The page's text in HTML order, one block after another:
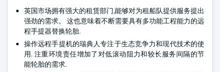
英国市场拥有强大的租赁部门,能够对为租船队提供服务提出
强劲的需求。 这也意味着不断需要具有多功能工程能力的远
程手提器替换轮胎.
操作远程手提机的瑞典人专注于生态竞争力和现代技术的使
用. 注重环境责任增加了对低滚动阻力和较长服务间隔的节
能轮胎的需求.